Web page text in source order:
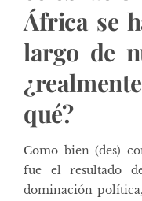
África se
largo de
qué?
Como bien (des)
fue el resultado
dominación